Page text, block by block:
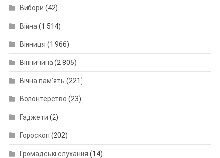
Вибори (42)
Війна (1 514)
Вінниця (1 966)
Вінничина (2 805)
Вічна пам'ять (221)
Волонтерство (23)
Гаджети (2)
Гороскоп (202)
Громадські слухання (14)